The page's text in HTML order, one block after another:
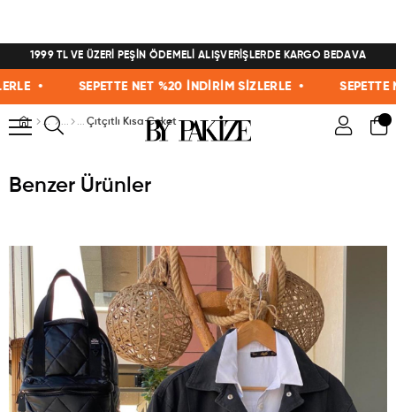
1999 TL VE ÜZERİ PEŞİN ÖDEMELİ ALIŞVERİŞLERDE KARGO BEDAVA
• SEPETTE NET %20 İNDİRİM SİZLERLE • SEPETTE
Çıtçıtlı Kısa Ceket
Benzer Ürünler